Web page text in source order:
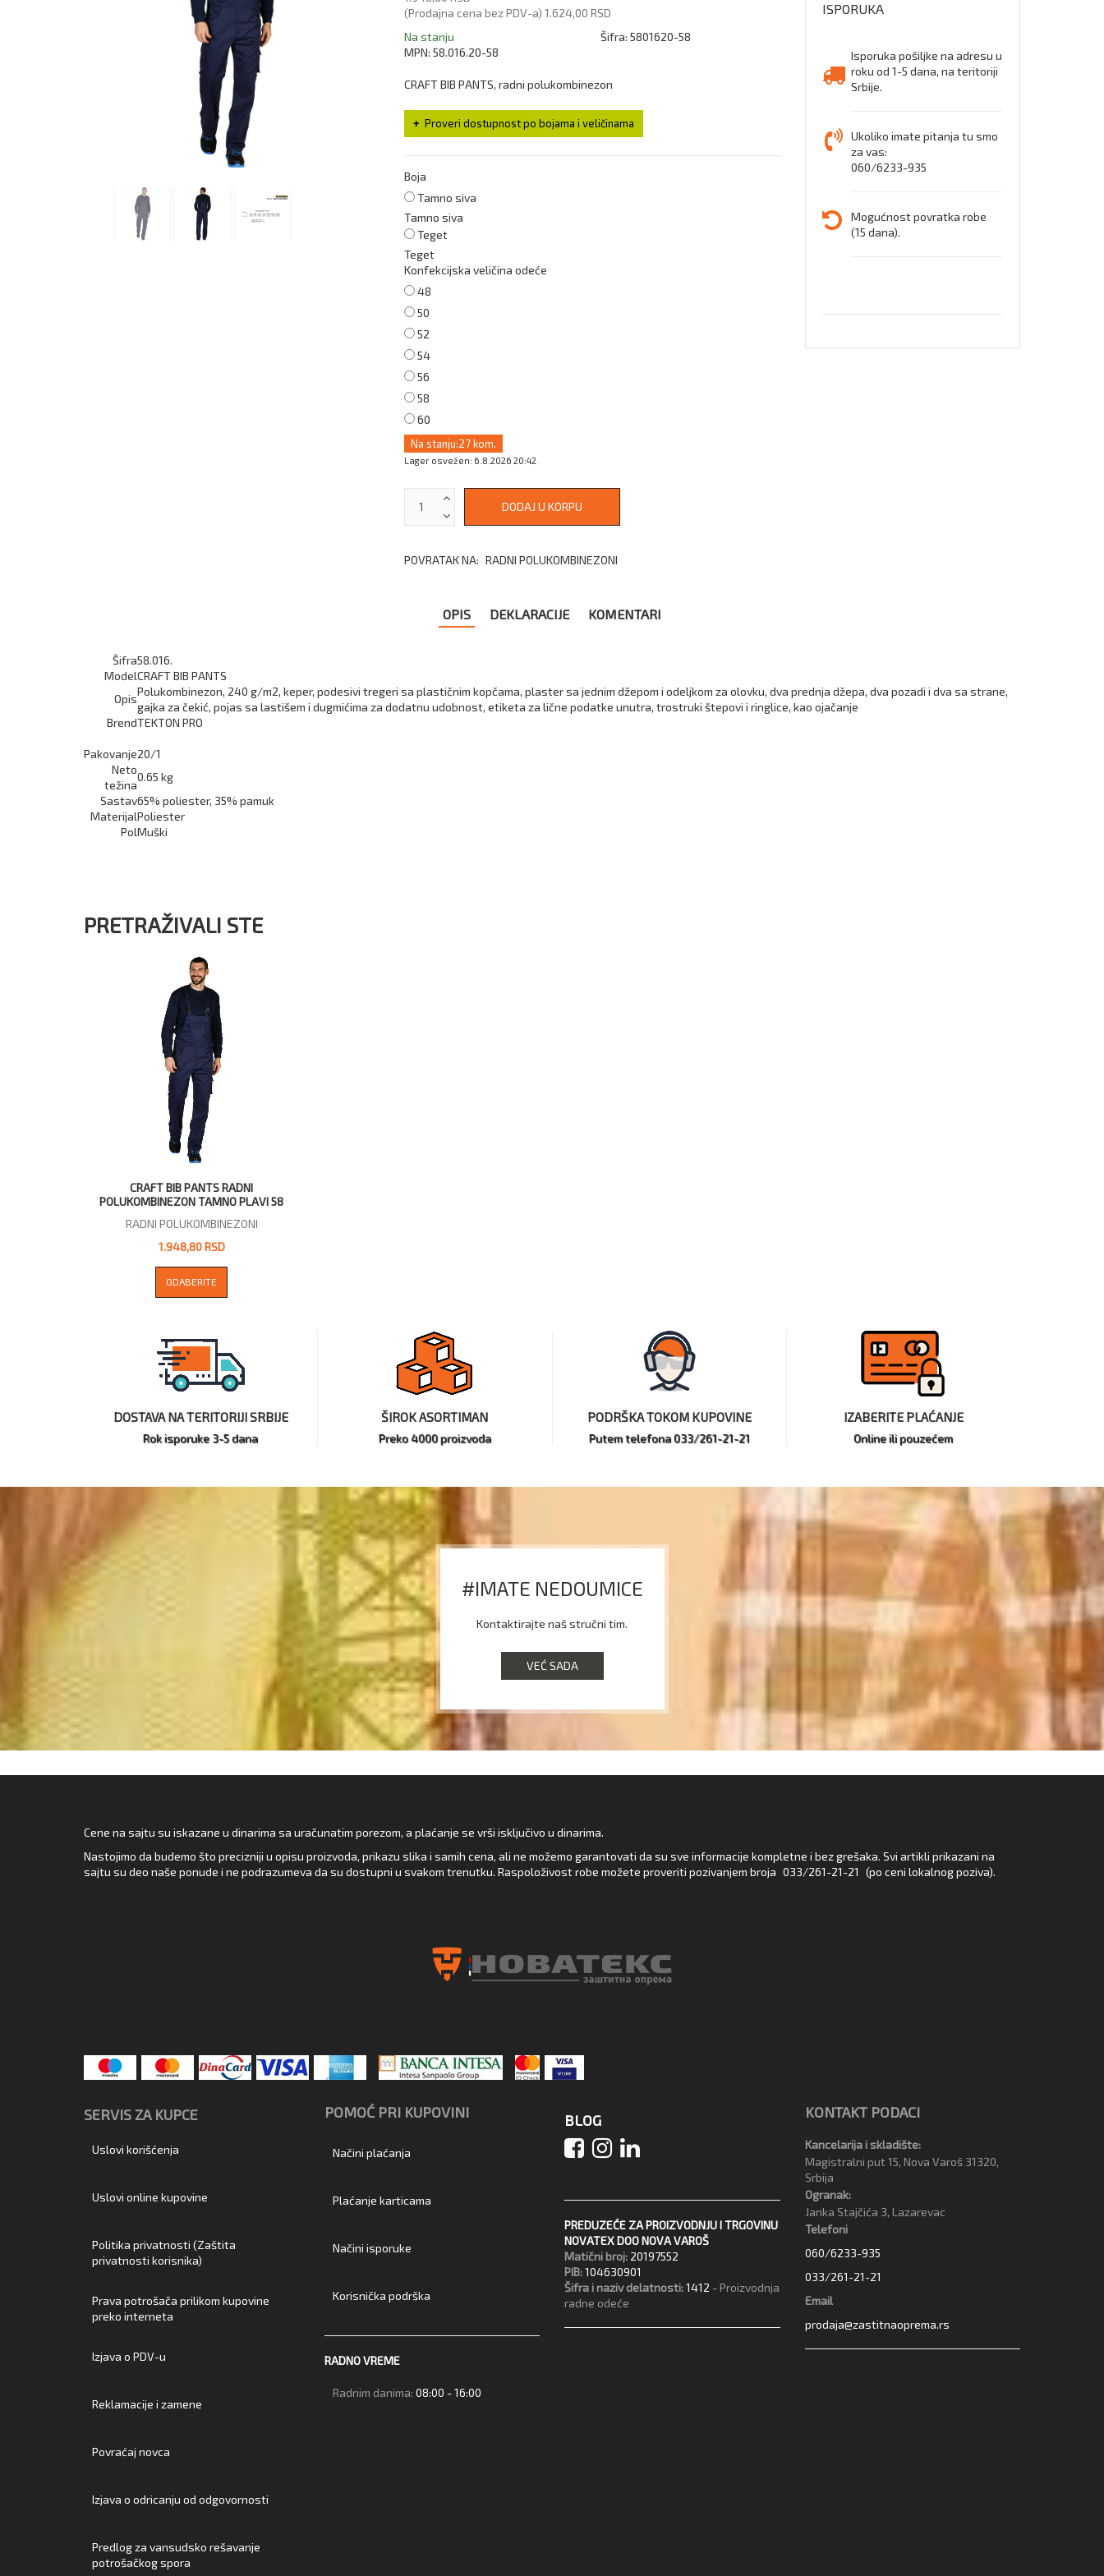
(Prodajna cena bez PDV-a) 1.624,00 RSD
Na stanju
Šifra: 5801620-58
MPN: 58.016.20-58
CRAFT BIB PANTS, radni polukombinezon
Proveri dostupnost po bojama i veličinama
Boja
Tamno siva
Tamno siva
Teget
Teget
Konfekcijska veličina odeće
48
50
52
54
56
58
60
Na stanju:27 kom.
Lager osvežen: 6.8.2026 20:42
POVRATAK NA: RADNI POLUKOMBINEZONI
ISPORUKA
Isporuka pošiljke na adresu u
roku od 1-5 dana, na teritoriji
Srbije.
Ukoliko imate pitanja tu smo
za vas:
060/6233-935
Mogućnost povratka robe
(15 dana).
OPIS DEKLARACIJE KOMENTARI
Šifra58.016.
ModelCRAFT BIB PANTS
Opis
Polukombinezon, 240 g/m2, keper, podesivi tregeri sa plastičnim kopčama, plaster sa jednim džepom i odeljkom za olovku, dva prednja džepa, dva pozadi i dva sa strane,
gajka za čekić, pojas sa lastišem i dugmićima za dodatnu udobnost, etiketa za lične podatke unutra, trostruki štepovi i ringlice, kao ojačanje
BrendTEKTON PRO
Pakovanje20/1
Neto
težina
0.65 kg
Sastav65% poliester, 35% pamuk
MaterijalPoliester
PolMuški
PRETRAŽIVALI STE
CRAFT BIB PANTS RADNI
POLUKOMBINEZON TAMNO PLAVI 58
RADNI POLUKOMBINEZONI
1.948,80 RSD
ODABERITE
DOSTAVA NA TERITORIJI SRBIJE
Rok isporuke 3-5 dana
ŠIROK ASORTIMAN
Preko 4000 proizvoda
PODRŠKA TOKOM KUPOVINE
Putem telefona 033/261-21-21
IZABERITE PLAĆANJE
Online ili pouzećem
#IMATE NEDOUMICE
Kontaktirajte naš stručni tim.
VEĆ SADA
Cene na sajtu su iskazane u dinarima sa uračunatim porezom, a plaćanje se vrši isključivo u dinarima.
Nastojimo da budemo što precizniji u opisu proizvoda, prikazu slika i samih cena, ali ne možemo garantovati da su sve informacije kompletne i bez grešaka. Svi artikli prikazani na
sajtu su deo naše ponude i ne podrazumeva da su dostupni u svakom trenutku. Raspoloživost robe možete proveriti pozivanjem broja 033/261-21-21 (po ceni lokalnog poziva).
SERVIS ZA KUPCE
Uslovi korišćenja
Uslovi online kupovine
Politika privatnosti (Zaštita
privatnosti korisnika)
Prava potrošača prilikom kupovine
preko interneta
Izjava o PDV-u
Reklamacije i zamene
Povraćaj novca
Izjava o odricanju od odgovornosti
Predlog za vansudsko rešavanje
potrošačkog spora
POMOĆ PRI KUPOVINI
Načini plaćanja
Plaćanje karticama
Načini isporuke
Korisnička podrška
RADNO VREME
Radnim danima: 08:00 - 16:00
BLOG
PREDUZEĆE ZA PROIZVODNJU I TRGOVINU
NOVATEX DOO NOVA VAROŠ
Matični broj: 20197552
PIB:104630901
Šifra i naziv delatnosti:1412 - Proizvodnja
radne odeće
KONTAKT PODACI
Kancelarija i skladište:
Magistralni put 15, Nova Varoš 31320,
Srbija
Ogranak:
Janka Stajčića 3, Lazarevac
Telefoni
060/6233-935
033/261-21-21
Email
prodaja@zastitnaoprema.rs